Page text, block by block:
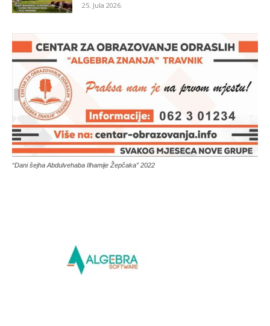
25. Jula 2026.
“Dani šejha Abdulvehaba Ilhamije Žepčaka” 2022